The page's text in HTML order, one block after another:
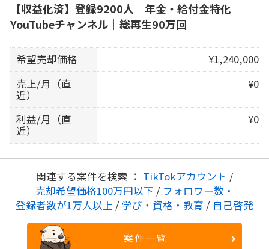
【収益化済】登録9200人｜年金・給付金特化
YouTubeチャンネル｜総再生90万回
希望売却価格
¥1,240,000
売上/月（直
近）
¥0
利益/月（直
近）
¥0
関連する案件を検索 ： TikTokアカウント /
売却希望価格100万円以下 / フォロワー数・
登録者数が1万人以上 / 学び・資格・教育 / 自己啓発
案件一覧